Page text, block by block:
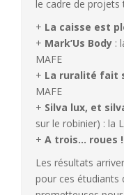
le cadre de
+ La caisse est
+ Mark’Us Body :
MAFE
+ La ruralité fait
MAFE
+ Silva lux, et
sur le robinier) : la
+ A trois… roues !
Les résultats
pour ces étudiants